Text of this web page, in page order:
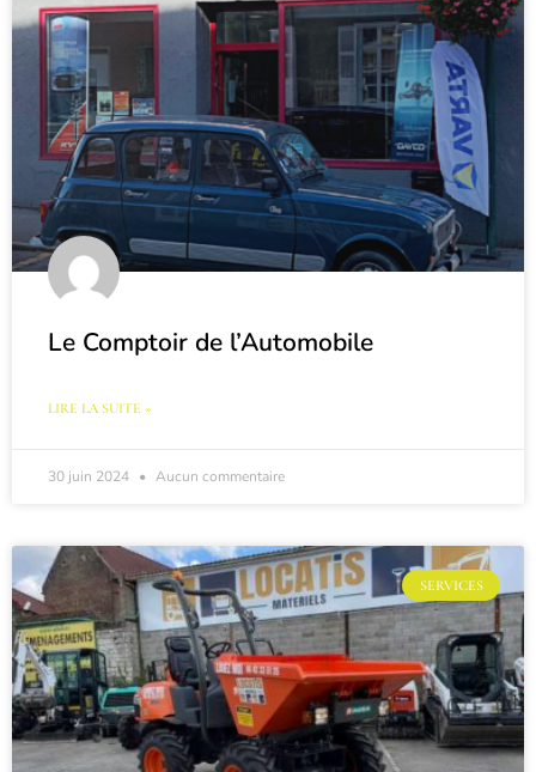
Le Comptoir de l’Automobile
LIRE LA SUITE »
30 juin 2024 Aucun commentaire
SERVICES